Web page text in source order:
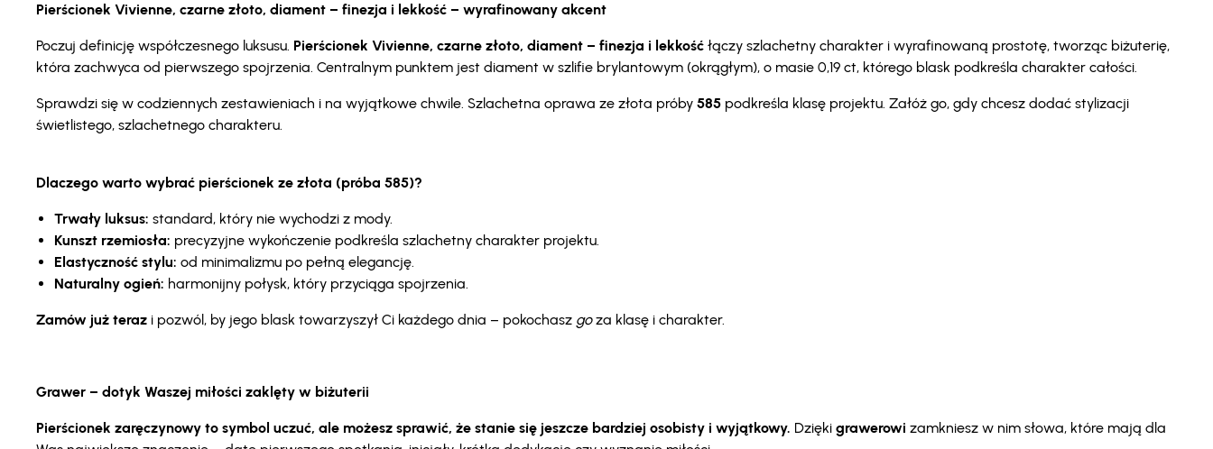
Pierścionek Vivienne, czarne złoto, diament – finezja i lekkość – wyrafinowany akcent
Poczuj definicję współczesnego luksusu. Pierścionek Vivienne, czarne złoto, diament – finezja i lekkośćłączy szlachetny charakter i wyrafinowaną prostotę, tworząc biżuterię,
która zachwyca od pierwszego spojrzenia. Centralnym punktem jest diament w szlifie brylantowym (okrągłym), o masie 0,19 ct, którego blask podkreśla charakter całości.
Sprawdzi się w codziennych zestawieniach i na wyjątkowe chwile. Szlachetna oprawa ze złota próby 585podkreśla klasę projektu. Załóż go, gdy chcesz dodać stylizacji
świetlistego, szlachetnego charakteru.
Dlaczego warto wybrać pierścionek ze złota (próba 585)?
Trwały luksus: standard, który nie wychodzi z mody.
Kunszt rzemiosła: precyzyjne wykończenie podkreśla szlachetny charakter projektu.
Elastyczność stylu: od minimalizmu po pełną elegancję.
Naturalny ogień: harmonijny połysk, który przyciąga spojrzenia.
Zamów już terazi pozwól, by jego blask towarzyszył Ci każdego dnia – pokochasz goza klasę i charakter.
Grawer – dotyk Waszej miłości zaklęty w biżuterii
Pierścionek zaręczynowy to symbol uczuć, ale możesz sprawić, że stanie się jeszcze bardziej osobisty i wyjątkowy. Dzięki grawerowi zamkniesz w nim słowa, które mają dla